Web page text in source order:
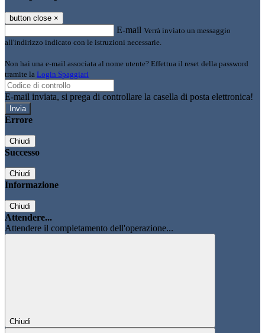
button close ×
E-mail Verrà inviato un messaggio
all'indirizzo indicato con le istruzioni necessarie.
Non hai una e-mail associata al nome utente? Effettua il reset della password
tramite la Login Spaggiari
E-mail inviata, si prega di controllare la casella di posta elettronica!
Errore
Chiudi
Successo
Chiudi
Informazione
Chiudi
Attendere...
Attendere il completamento dell'operazione...
Chiudi